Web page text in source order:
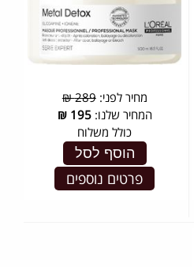
מחיר לפני:289 ₪
המחיר שלנו:195
₪
כולל משלוח
הוסף לסל
פרטים נוספים